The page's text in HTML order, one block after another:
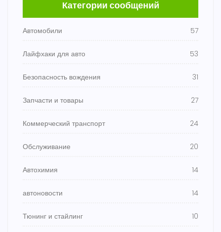
Категории сообщений
Автомобили 57
Лайфхаки для авто 53
Безопасность вождения 31
Запчасти и товары 27
Коммерческий транспорт 24
Обслуживание 20
Автохимия 14
автоновости 14
Тюнинг и стайлинг 10